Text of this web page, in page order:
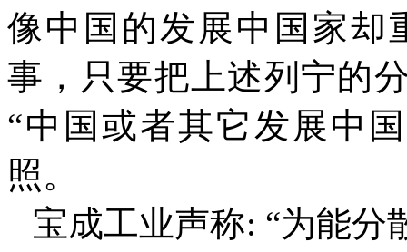
像中国的发展中国家却
事，只要把上述列宁的
“中国或者其它发展中
照。
宝成工业声称: “为能分